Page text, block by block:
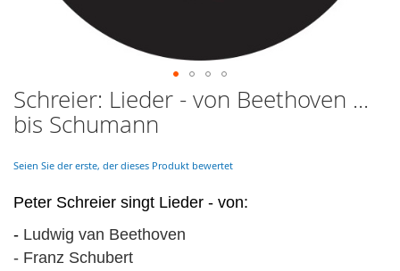
Skip
to
the
of
images
Schreier: Lieder - von Beethoven ...
bis Schumann
Seien Sie der erste, der dieses Produkt bewertet
Peter Schreier singt Lieder - von:
- Ludwig van Beethoven
- Franz Schubert